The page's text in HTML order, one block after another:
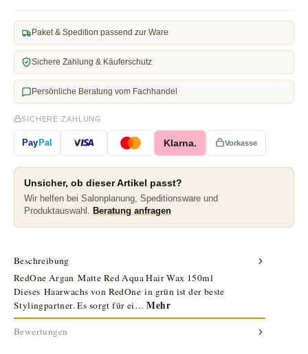
Paket & Spedition passend zur Ware
Sichere Zahlung & Käuferschutz
Persönliche Beratung vom Fachhandel
SICHERE ZAHLUNG
PayPal Klarna. Vorkasse
Unsicher, ob dieser Artikel passt?
Wir helfen bei Salonplanung, Speditionsware und
Produktauswahl.
Beratung anfragen
Beschreibung
RedOne Argan Matte Red Aqua Hair Wax 150ml
Dieses Haarwachs von RedOne in grün ist der beste
Stylingpartner. Es sorgt für ei…Mehr
Bewertungen